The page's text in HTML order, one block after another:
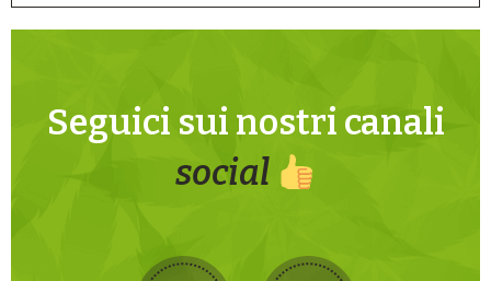
Seguici sui nostri canali
social